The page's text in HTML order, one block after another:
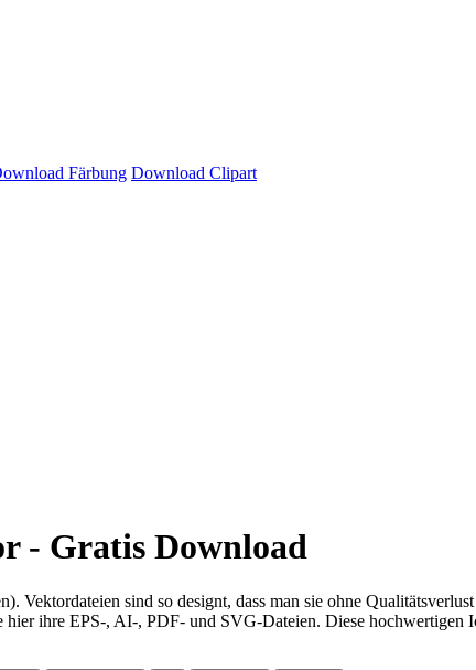
Färbung Download Clipart
- Gratis Download
Vektordateien sind so designt, dass man sie ohne
ihre EPS-, AI-, PDF- und SVG-Dateien. Diese